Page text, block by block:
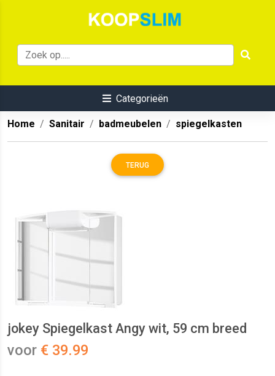
Categorieën
Home Sanitair badmeubelen spiegelkasten
TERUG
jokey Spiegelkast Angy wit, 59 cm breed
voor € 39.99